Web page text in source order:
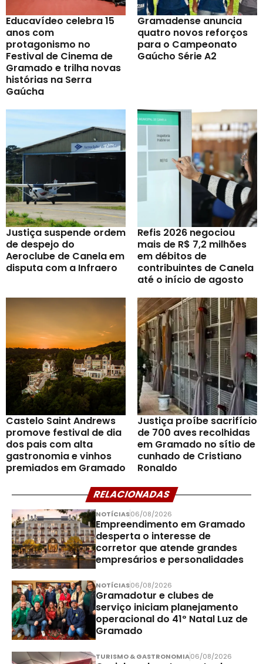
Educavídeo celebra 15
anos com
protagonismo no
Festival de Cinema de
Gramado e trilha novas
histórias na Serra
Gaúcha
Gramadense anuncia
quatro novos reforços
para o Campeonato
Gaúcho Série A2
Justiça suspende ordem
de despejo do
Aeroclube de Canela em
disputa com a Infraero
Refis 2026 negociou
mais de R$ 7,2 milhões
em débitos de
contribuintes de Canela
até o início de agosto
Castelo Saint Andrews
promove festival de dia
dos pais com alta
gastronomia e vinhos
premiados em Gramado
Justiça proíbe sacrifício
de 700 aves recolhidas
em Gramado no sítio de
cunhado de Cristiano
Ronaldo
RELACIONADAS
NOTÍCIAS06/08/2026
Empreendimento em Gramado
desperta o interesse de
corretor que atende grandes
empresários e personalidades
NOTÍCIAS06/08/2026
Gramadotur e clubes de
serviço iniciam planejamento
operacional do 41º Natal Luz de
Gramado
TURISMO & GASTRONOMIA06/08/2026